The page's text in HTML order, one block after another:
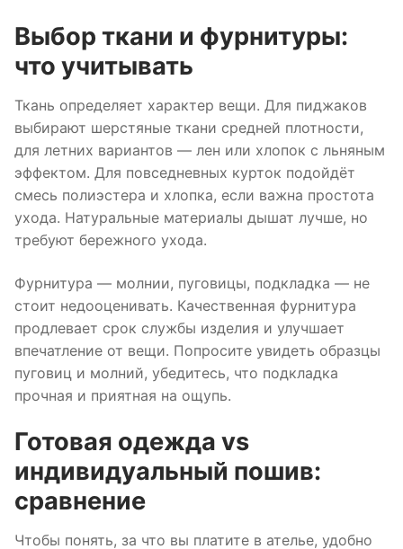
Выбор ткани и фурнитуры:
что учитывать
Ткань определяет характер вещи. Для пиджаков
выбирают шерстяные ткани средней плотности,
для летних вариантов — лен или хлопок с льняным
эффектом. Для повседневных курток подойдёт
смесь полиэстера и хлопка, если важна простота
ухода. Натуральные материалы дышат лучше, но
требуют бережного ухода.
Фурнитура — молнии, пуговицы, подкладка — не
стоит недооценивать. Качественная фурнитура
продлевает срок службы изделия и улучшает
впечатление от вещи. Попросите увидеть образцы
пуговиц и молний, убедитесь, что подкладка
прочная и приятная на ощупь.
Готовая одежда vs
индивидуальный пошив:
сравнение
Чтобы понять, за что вы платите в ателье, удобно